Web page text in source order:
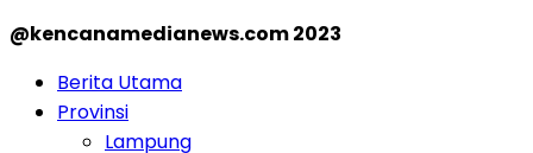
@kencanamedianews.com 2023
Berita Utama
Provinsi
Lampung